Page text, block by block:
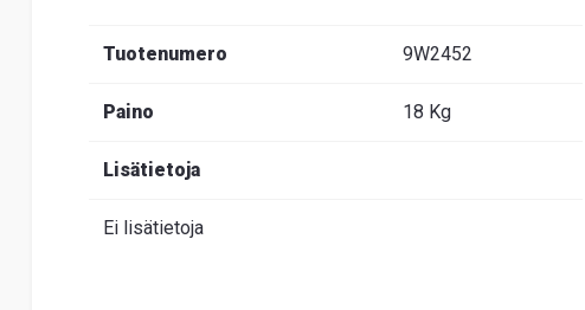
meistä
Suomeksi
Tuotenumero 9W2452
Paino 18 Kg
Lisätietoja
Ei lisätietoja